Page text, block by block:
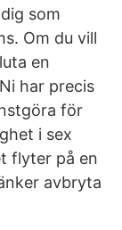
som
Om du vill
en
har precis
för
i sex
flyter på en
avbryta